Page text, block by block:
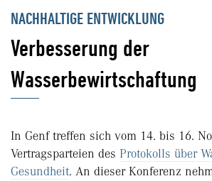
NACHHALTIGE ENTWICKLUNG
Verbesserung der
Wasserbewirtschaftung
In Genf treffen sich vom 14. bis 16.
Vertragsparteien des Protokolls über
Gesundheit. An dieser Konferenz